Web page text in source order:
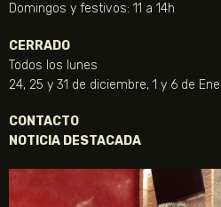
Domingos y festivos: 11 a 14h
CERRADO
Todos los lunes
24, 25 y 31 de diciembre, 1 y 6 de
CONTACTO
NOTICIA DESTACADA